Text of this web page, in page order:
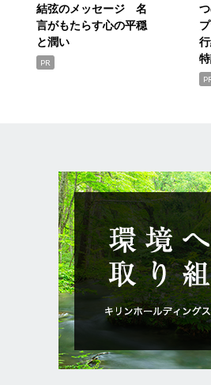
結弦のメッセージ 名
言がもたらす心の平穏
と潤い
PR